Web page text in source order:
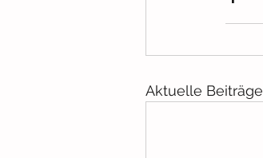
Aktuelle Beiträge